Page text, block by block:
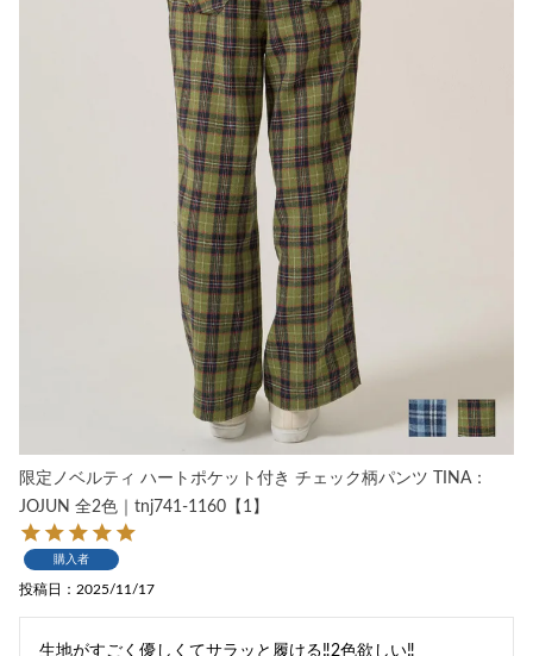
限定ノベルティ ハートポケット付き チェック柄パンツ TINA：
JOJUN 全2色｜tnj741-1160【1】
購入者
投稿日 2025/11/17
生地がすごく優しくてサラッと履ける‼︎2色欲しい‼︎